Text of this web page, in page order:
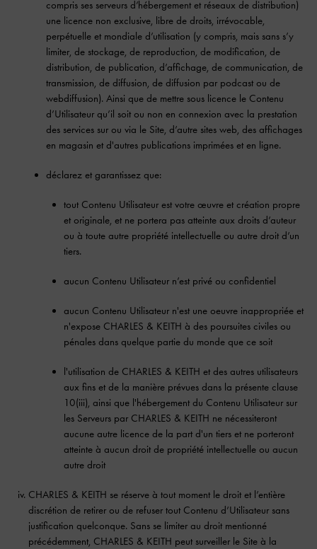
compris ses serveurs d’hébergement et réseaux de distribution)
une licence non exclusive, libre de droits, irrévocable,
perpétuelle et mondiale d’utilisation (y compris, mais sans s’y
limiter, de stockage, de reproduction, de modification, de
distribution, de publication, d’affichage, de communication, de
transmission, de diffusion, de diffusion par podcast ou de
webdiffusion). Ainsi que de mettre sous licence le Contenu
d’Utilisateur qu’il soit ou non en connexion avec la prestation
des services sur ou via le Site, d’autre sites web, des affichages
en magasin et d'autres publications imprimées et en ligne.
déclarez et garantissez que:
tout Contenu Utilisateur est votre œuvre et création propre
et originale, et ne portera pas atteinte aux droits d’auteur
ou à toute autre propriété intellectuelle ou autre droit d’un
tiers.
aucun Contenu Utilisateur n’est privé ou confidentiel
aucun Contenu Utilisateur n'est une oeuvre inappropriée et
n'expose CHARLES & KEITH à des poursuites civiles ou
pénales dans quelque partie du monde que ce soit
l'utilisation de CHARLES & KEITH et des autres utilisateurs
aux fins et de la manière prévues dans la présente clause
10(iii), ainsi que l'hébergement du Contenu Utilisateur sur
les Serveurs par CHARLES & KEITH ne nécessiteront
aucune autre licence de la part d'un tiers et ne porteront
atteinte à aucun droit de propriété intellectuelle ou aucun
autre droit
CHARLES & KEITH se réserve à tout moment le droit et l’entière
discrétion de retirer ou de refuser tout Contenu d’Utilisateur sans
justification quelconque. Sans se limiter au droit mentionné
précédemment, CHARLES & KEITH peut surveiller le Site à la